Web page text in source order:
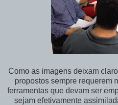
Como as imagens deixam
propostos sempre requerem
ferramentas que devam ser
sejam efetivamente